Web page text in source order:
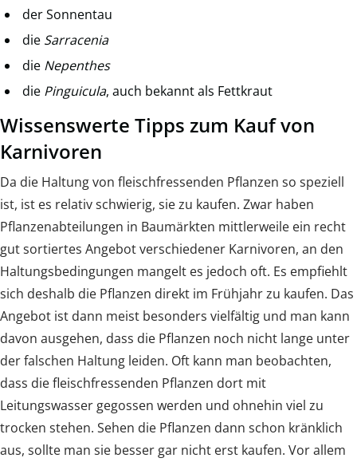
der Sonnentau
die Sarracenia
die Nepenthes
die Pinguicula, auch bekannt als Fettkraut
Wissenswerte Tipps zum Kauf von
Karnivoren
Da die Haltung von fleischfressenden Pflanzen so speziell
ist, ist es relativ schwierig, sie zu kaufen. Zwar haben
Pflanzenabteilungen in Baumärkten mittlerweile ein recht
gut sortiertes Angebot verschiedener Karnivoren, an den
Haltungsbedingungen mangelt es jedoch oft. Es empfiehlt
sich deshalb die Pflanzen direkt im Frühjahr zu kaufen. Das
Angebot ist dann meist besonders vielfältig und man kann
davon ausgehen, dass die Pflanzen noch nicht lange unter
der falschen Haltung leiden. Oft kann man beobachten,
dass die fleischfressenden Pflanzen dort mit
Leitungswasser gegossen werden und ohnehin viel zu
trocken stehen. Sehen die Pflanzen dann schon kränklich
aus, sollte man sie besser gar nicht erst kaufen. Vor allem